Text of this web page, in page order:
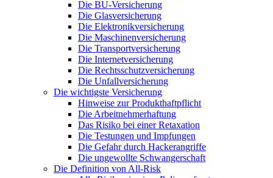
Die BU-Versicherung
Die Glasversicherung
Die Elektronikversicherung
Die Maschinenversicherung
Die Transportversicherung
Die Internetversicherung
Die Rechtsschutzversicherung
Die Unfallversicherung
Die wichtigste Versicherung
Hinweise zur Produkthaftpflicht
Die Arbeitnehmerhaftung
Das Risiko bei einer Retaxation
Die Testungen und Impfungen
Die Gefahr durch Hackerangriffe
Die ungewollte Schwangerschaft
Die Definition von All-Risk